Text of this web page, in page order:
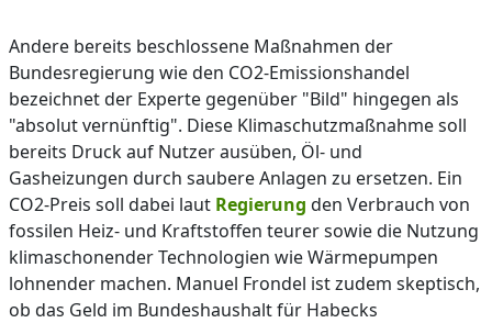
Andere bereits beschlossene Maßnahmen der
Bundesregierung wie den CO2-Emissionshandel
bezeichnet der Experte gegenüber "Bild" hingegen als
"absolut vernünftig". Diese Klimaschutzmaßnahme soll
bereits Druck auf Nutzer ausüben, Öl- und
Gasheizungen durch saubere Anlagen zu ersetzen. Ein
CO2-Preis soll dabei laut Regierung den Verbrauch von
fossilen Heiz- und Kraftstoffen teurer sowie die Nutzung
klimaschonender Technologien wie Wärmepumpen
lohnender machen. Manuel Frondel ist zudem skeptisch,
ob das Geld im Bundeshaushalt für Habecks